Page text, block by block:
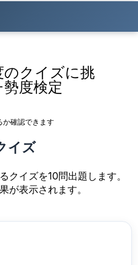
のクイズに挑
度検定
か確認できます
イズ
クイズを10問出題します。
が表示されます。